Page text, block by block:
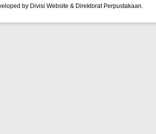
by Divisi Website & Direktorat Perpustakaan.